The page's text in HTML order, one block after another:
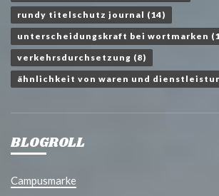
rundy titelschutz journal (14)
unterscheidungskraft bei wortmarken
verkehrsdurchsetzung (8)
ähnlichkeit von waren und
BLOGROLL
Campusmarke